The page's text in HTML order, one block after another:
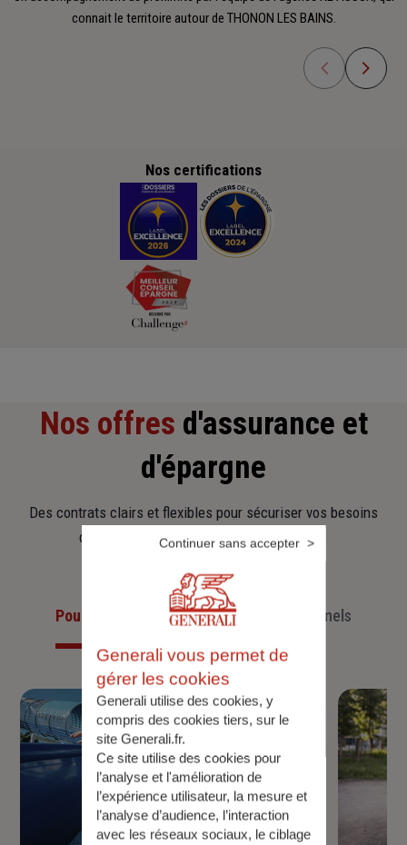
connait le territoire autour de THONON LES BAINS.
Nos certifications
Nos offres d'assurance et
d'épargne
Des contrats clairs et flexibles pour sécuriser vos besoins
d’aujourd’hui et anticiper ceux de demain.
Pour les particuliersPour les professionnels
Generali vous permet de
gérer les cookies
Generali utilise des cookies, y
compris des cookies tiers, sur le
site Generali.fr.
Ce site utilise des cookies pour
l’analyse et l'amélioration de
l’expérience utilisateur, la mesure et
l’analyse d’audience, l’interaction
avec les réseaux sociaux, le ciblage
Continuer sans accepter